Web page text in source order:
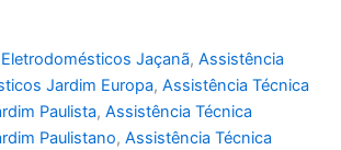
Jaçanã, Assistência
Jardim Europa, Assistência Técnica
Paulista, Assistência Técnica
Paulistano, Assistência Técnica